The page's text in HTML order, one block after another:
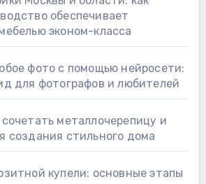
обеспечивает
эконом-класса
фото с помощью нейросети:
для фотографов и любителей
металлочерепицу и
создания стильного дома
купели: основные этапы